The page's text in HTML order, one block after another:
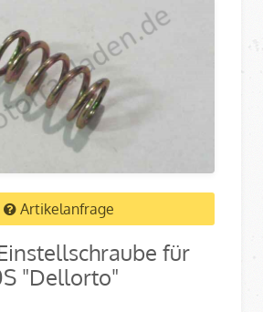
Artikelanfrage
für
"Dellorto"